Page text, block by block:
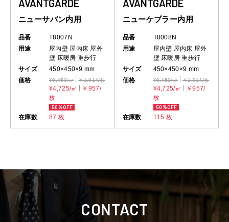
AVANTGARDE
ニューサバン内用
品番
T8007N
用途
屋内壁 屋内床 屋外
壁 床暖房 重歩行
サイズ
450×450×9 mm
価格
¥9,450/㎡ ￥1,914/枚
¥4,725/㎡
￥957/
枚
50％OFF
在庫数 87 枚
AVANTGARDE
ニューケブラー内用
品番
T8008N
用途
屋内壁 屋内床 屋外
壁 床暖房 重歩行
サイズ
450×450×9 mm
価格
¥9,450/㎡ ￥1,914/枚
¥4,725/㎡
￥957/
枚
50％OFF
在庫数 115 枚
CONTACT